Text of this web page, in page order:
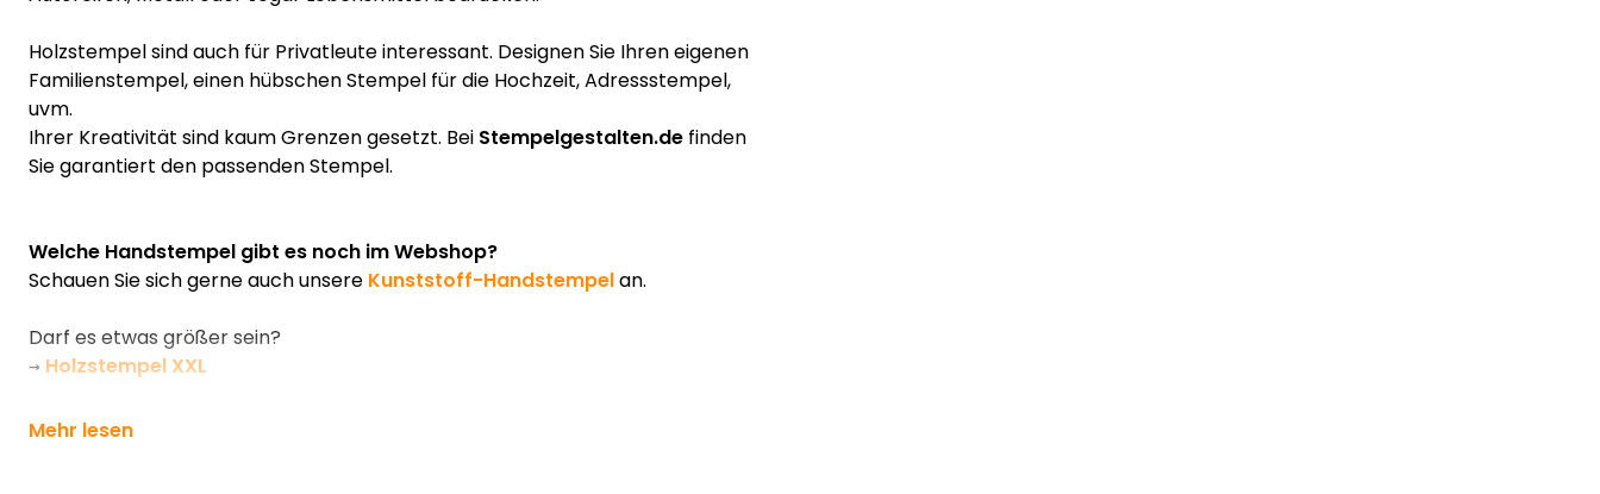
Holzstempel sind auch für Privatleute interessant. Designen Sie Ihren eigenen
Familienstempel, einen hübschen Stempel für die Hochzeit, Adressstempel,
uvm.
Ihrer Kreativität sind kaum Grenzen gesetzt. Bei Stempelgestalten.de finden
Sie garantiert den passenden Stempel.
Welche Handstempel gibt es noch im Webshop?
Schauen Sie sich gerne auch unsere Kunststoff-Handstempelan.
Darf es etwas größer sein?
→ Holzstempel XXL
Mehr lesen